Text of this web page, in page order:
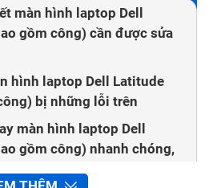
màn hình laptop Dell
gồm công) cần được sửa
hình laptop Dell Latitude
bị những lỗi trên
màn hình laptop Dell
gồm công) nhanh chóng,